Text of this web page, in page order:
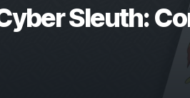
Sleuth: